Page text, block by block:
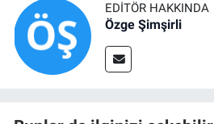
EDITÖR HAKKINDA
Özge Şimşirli